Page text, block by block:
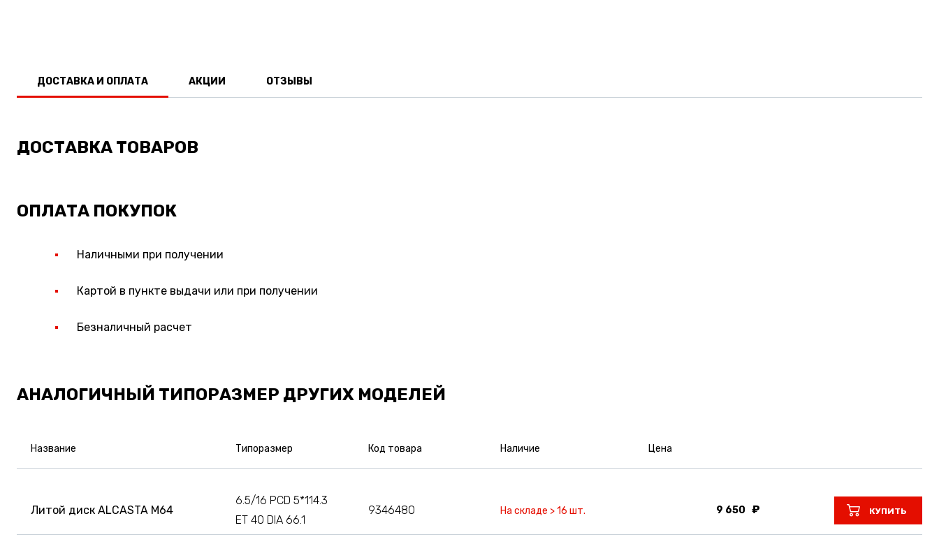
ДОСТАВКА И ОПЛАТА АКЦИИ ОТЗЫВЫ
ДОСТАВКА ТОВАРОВ
ОПЛАТА ПОКУПОК
Наличными при получении
Картой в пункте выдачи или при получении
Безналичный расчет
АНАЛОГИЧНЫЙ ТИПОРАЗМЕР ДРУГИХ МОДЕЛЕЙ
Название Типоразмер Код товара Наличие Цена
Литой диск ALCASTA M64
6.5/16 PCD 5*114.3
ET 40 DIA 66.1
9346480 На складе > 16 шт. 9 650 КУПИТЬ